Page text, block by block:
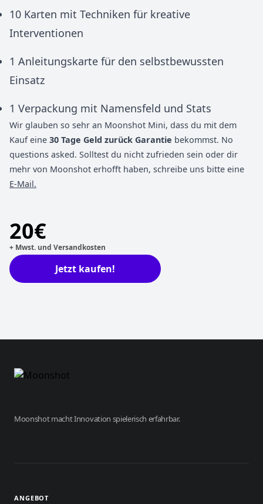
10 Karten mit Techniken für kreative
Interventionen
1 Anleitungskarte für den selbstbewussten
Einsatz
1 Verpackung mit Namensfeld und Stats
Wir glauben so sehr an Moonshot Mini, dass du mit dem
Kauf eine 30 Tage Geld zurück Garantie bekommst. No
questions asked. Solltest du nicht zufrieden sein oder dir
mehr von Moonshot erhofft haben, schreibe uns bitte eine
E-Mail.
20€
+ Mwst. und Versandkosten
Jetzt kaufen!
Moonshot macht Innovation spielerisch erfahrbar.
ANGEBOT